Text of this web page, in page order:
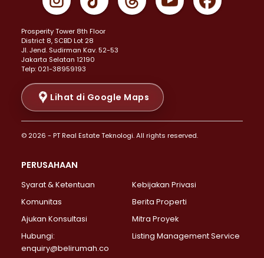
Properti Dijual di Johar Baru >
Properti Dijual di Menteng >
Properti Dijual di Senen >
Properti Dijual di Tanah Abang >
Properti Dijual di Cikini >
Properti Dijual di Kramat >
Properti Dijual di Pasar Baru >
Properti Dijual di Bendungan Hilir >
Properti Dijual di Jakarta Selatan >
Properti Dijual di Lebak Bulus >
Properti Dijual di Gandaria Selatan >
Properti Dijual di Pondok Labu >
Properti Dijual di Lenteng Agung >
Prosperity Tower 8th Floor
District 8, SCBD Lot 28
JI. Jend. Sudirman Kav. 52-53
Jakarta Selatan 12190
Telp: 021-38959193
Lihat di Google Maps
© 2026 - PT Real Estate Teknologi. All rights reserved.
PERUSAHAAN
Syarat & Ketentuan
Kebijakan Privasi
Komunitas
Berita Properti
Ajukan Konsultasi
Mitra Proyek
Hubungi:
enquiry@belirumah.co
Listing Management Service